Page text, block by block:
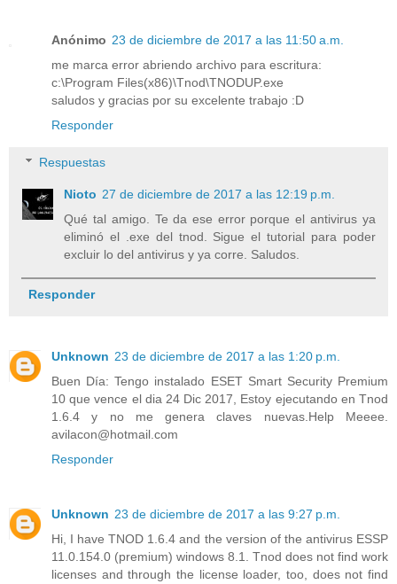
Anónimo 23 de diciembre de 2017 a las 11:50 a.m.
me marca error abriendo archivo para escritura:
c:\Program Files(x86)\Tnod\TNODUP.exe
saludos y gracias por su excelente trabajo :D
Responder
Respuestas
Nioto 27 de diciembre de 2017 a las 12:19 p.m.
Qué tal amigo. Te da ese error porque el antivirus ya
eliminó el .exe del tnod. Sigue el tutorial para poder
excluir lo del antivirus y ya corre. Saludos.
Responder
Unknown 23 de diciembre de 2017 a las 1:20 p.m.
Buen Día: Tengo instalado ESET Smart Security Premium
10 que vence el dia 24 Dic 2017, Estoy ejecutando en Tnod
1.6.4 y no me genera claves nuevas.Help Meeee.
avilacon@hotmail.com
Responder
Unknown 23 de diciembre de 2017 a las 9:27 p.m.
Hi, I have TNOD 1.6.4 and the version of the antivirus ESSP
11.0.154.0 (premium) windows 8.1. Tnod does not find work
licenses and through the license loader, too, does not find